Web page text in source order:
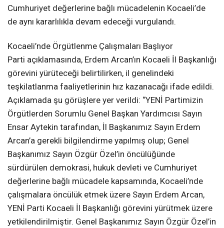
Cumhuriyet değerlerine bağlı mücadelenin Kocaeli’de
de aynı kararlılıkla devam edeceği vurgulandı.
Kocaeli’nde Örgütlenme Çalışmaları Başlıyor
Parti açıklamasında, Erdem Arcan’ın Kocaeli İl Başkanlığı
görevini yürüteceği belirtilirken, il genelindeki
teşkilatlanma faaliyetlerinin hız kazanacağı ifade edildi.
Açıklamada şu görüşlere yer verildi: “YENİ Partimizin
Örgütlerden Sorumlu Genel Başkan Yardımcısı Sayın
Ensar Aytekin tarafından, İl Başkanımız Sayın Erdem
Arcan’a gerekli bilgilendirme yapılmış olup; Genel
Başkanımız Sayın Özgür Özel’in öncülüğünde
sürdürülen demokrasi, hukuk devleti ve Cumhuriyet
değerlerine bağlı mücadele kapsamında, Kocaeli’nde
çalışmalara öncülük etmek üzere Sayın Erdem Arcan,
YENİ Parti Kocaeli İl Başkanlığı görevini yürütmek üzere
yetkilendirilmiştir. Genel Başkanımız Sayın Özgür Özel’in